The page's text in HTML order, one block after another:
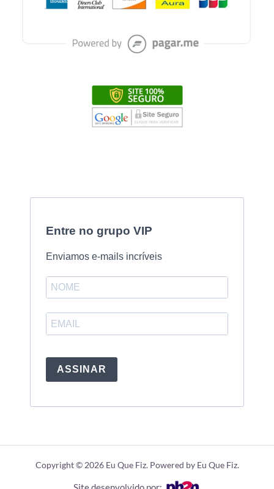
Entre no grupo VIP
Enviamos e-mails incríveis
ASSINAR
Copyright © 2026 Eu Que Fiz. Powered by Eu Que Fiz.